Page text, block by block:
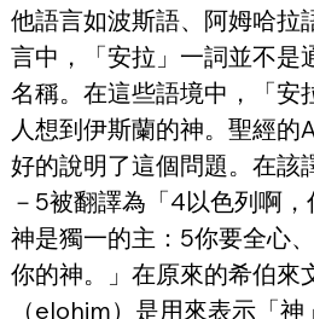
他語言如波斯語、阿姆哈拉
言中，「安拉」一詞並不是
名稱。在這些語境中，「安
人想到伊斯蘭的神。聖經
好的說明了這個問題。在該
－5被翻譯為「4以色列啊
神是獨一的主：5你要全心
你的神。」在原來的希伯來
（elohim）是用來表示「